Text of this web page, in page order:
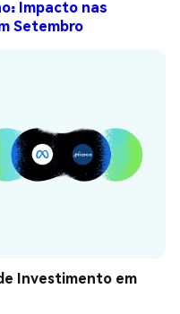
Impacto nas
Setembro
Investimento em